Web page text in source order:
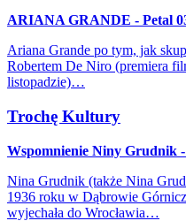
ARIANA GRANDE - Petal
Ariana Grande po tym, jak
Robertem De Niro (premiera
listopadzie)…
Trochę Kultury
Wspomnienie Niny Grudnik
Nina Grudnik (także Nina
1936 roku w Dąbrowie
wyjechała do Wrocławia…